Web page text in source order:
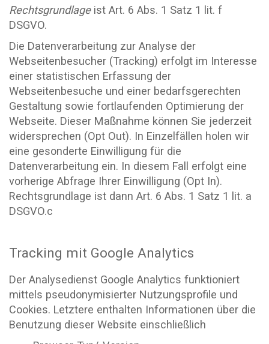
Rechtsgrundlageist Art. 6 Abs. 1 Satz 1 lit. f
DSGVO.
Die Datenverarbeitung zur Analyse der
Webseitenbesucher (Tracking) erfolgt im Interesse
einer statistischen Erfassung der
Webseitenbesuche und einer bedarfsgerechten
Gestaltung sowie fortlaufenden Optimierung der
Webseite. Dieser Maßnahme können Sie jederzeit
widersprechen (Opt Out). In Einzelfällen holen wir
eine gesonderte Einwilligung für die
Datenverarbeitung ein. In diesem Fall erfolgt eine
vorherige Abfrage Ihrer Einwilligung (Opt In).
Rechtsgrundlage ist dann Art. 6 Abs. 1 Satz 1 lit. a
DSGVO.c
Tracking mit Google Analytics
Der Analysedienst Google Analytics funktioniert
mittels pseudonymisierter Nutzungsprofile und
Cookies. Letztere enthalten Informationen über die
Benutzung dieser Website einschließlich